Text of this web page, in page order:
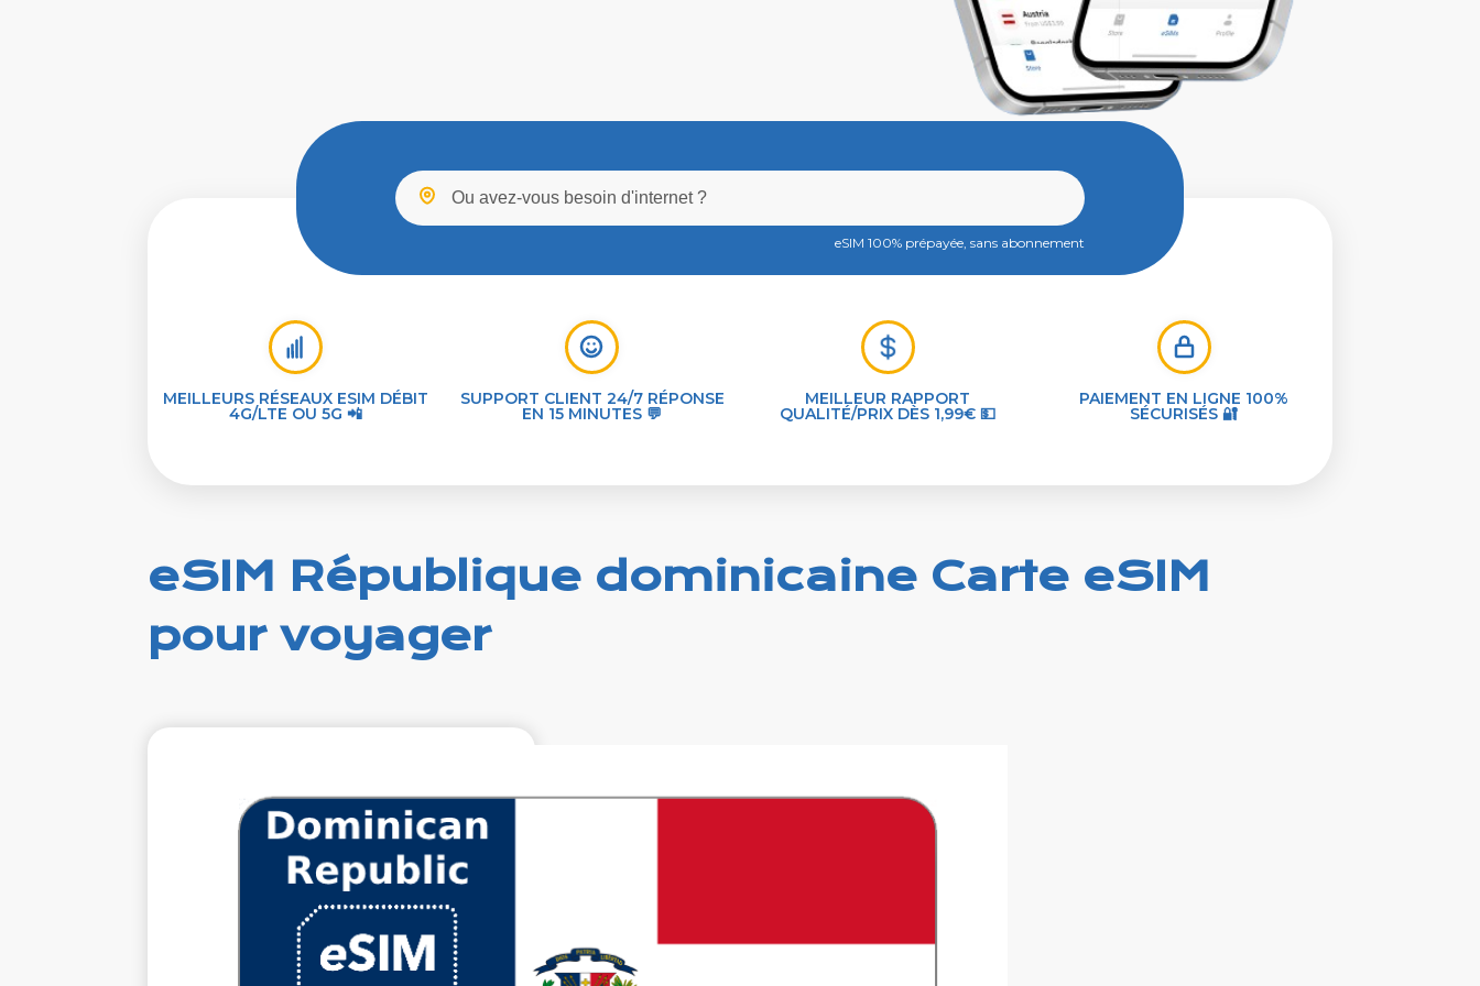
eSIM 100% prépayée, sans abonnement
MEILLEURS RÉSEAUX ESIM DÉBIT
4G/LTE OU 5G 📲
SUPPORT CLIENT 24/7 RÉPONSE
EN 15 MINUTES 💬
MEILLEUR RAPPORT
QUALITÉ/PRIX DÈS 1,99€ 💵
PAIEMENT EN LIGNE 100%
SÉCURISÉS 🔐
eSIM République dominicaine Carte eSIM
pour voyager
Roaming by